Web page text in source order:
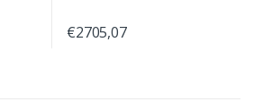
€2705,07